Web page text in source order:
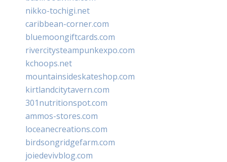
nikko-tochigi.net
caribbean-corner.com
bluemoongiftcards.com
rivercitysteampunkexpo.com
kchoops.net
mountainsideskateshop.com
kirtlandcitytavern.com
301nutritionspot.com
ammos-stores.com
loceanecreations.com
birdsongridgefarm.com
joiedevivblog.com